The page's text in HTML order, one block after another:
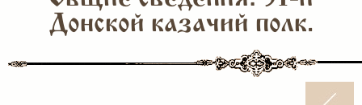
Донской казачий полк.